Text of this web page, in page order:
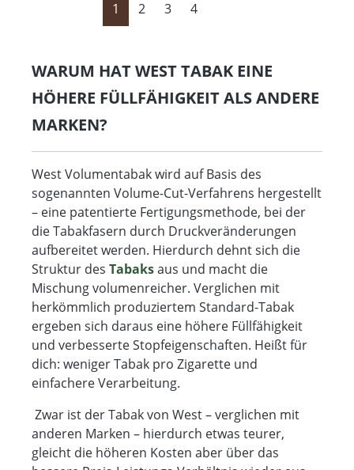
Seite
1 Seite
2 Seite
3 Seite
4
WARUM HAT WEST TABAK EINE
HÖHERE FÜLLFÄHIGKEIT ALS ANDERE
MARKEN?
West Volumentabak wird auf Basis des
sogenannten Volume-Cut-Verfahrens hergestellt
– eine patentierte Fertigungsmethode, bei der
die Tabakfasern durch Druckveränderungen
aufbereitet werden. Hierdurch dehnt sich die
Struktur des Tabaksaus und macht die
Mischung volumenreicher. Verglichen mit
herkömmlich produziertem Standard-Tabak
ergeben sich daraus eine höhere Füllfähigkeit
und verbesserte Stopfeigenschaften. Heißt für
dich: weniger Tabak pro Zigarette und
einfachere Verarbeitung.
Zwar ist der Tabak von West – verglichen mit
anderen Marken – hierdurch etwas teurer,
gleicht die höheren Kosten aber über das